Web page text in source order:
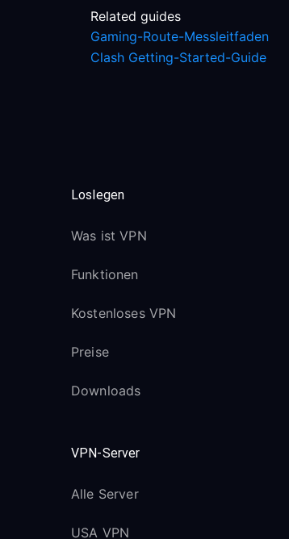
Related guides
Gaming-Route-Messleitfaden
Clash Getting-Started-Guide
Loslegen
Was ist VPN
Funktionen
Kostenloses VPN
Preise
Downloads
VPN-Server
Alle Server
USA VPN